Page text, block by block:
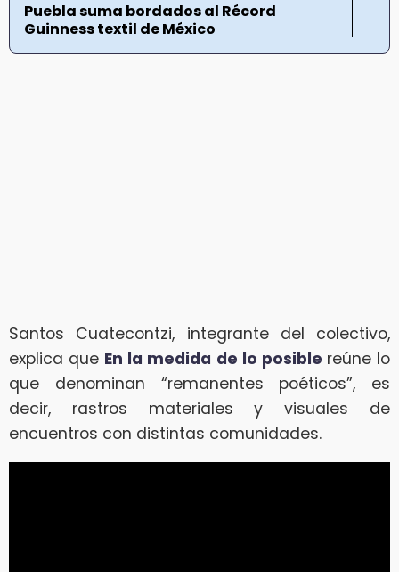
Puebla suma bordados al Récord
Guinness textil de México
Santos Cuatecontzi, integrante del colectivo,
explica que En la medida de lo posible reúne lo
que denominan “remanentes poéticos”, es
decir, rastros materiales y visuales de
encuentros con distintas comunidades.